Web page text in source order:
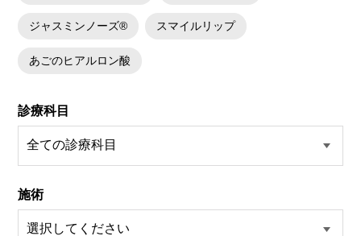
ジャスミンノーズ® スマイルリップ
あごのヒアルロン酸
診療科目
施術